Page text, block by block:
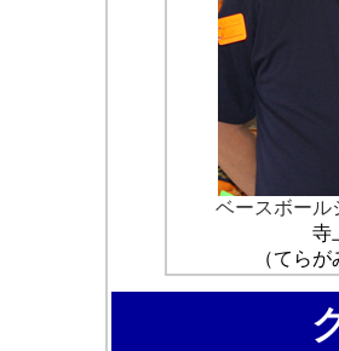
ベースボール
寺
（てら